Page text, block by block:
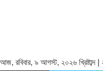
আজ, রবিবার, ৯ আগস্ট, ২০২৬ খ্রিষ্টাব্দ